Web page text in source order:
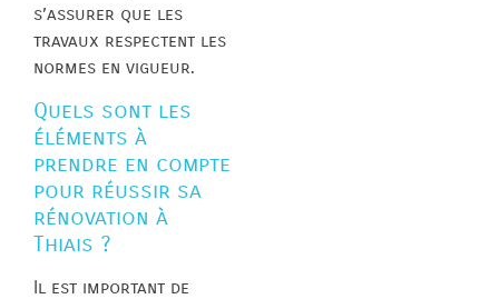
s’assurer que les
travaux respectent les
normes en vigueur.
Quels sont les
éléments à
prendre en compte
pour réussir sa
rénovation à
Thiais ?
Il est important de